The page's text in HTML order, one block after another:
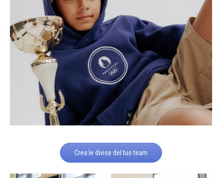
Crea le divise del tuo team